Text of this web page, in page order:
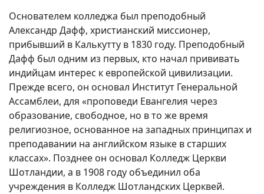
Основателем колледжа был преподобный
Александр Дафф, христианский миссионер,
прибывший в Калькутту в 1830 году. Преподобный
Дафф был одним из первых, кто начал прививать
индийцам интерес к европейской цивилизации.
Прежде всего, он основал Институт Генеральной
Ассамблеи, для «проповеди Евангелия через
образование, свободное, но в то же время
религиозное, основанное на западных принципах и
преподавании на английском языке в старших
классах». Позднее он основал Колледж Церкви
Шотландии, а в 1908 году объединил оба
учреждения в Колледж Шотландских Церквей.